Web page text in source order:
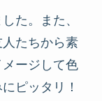
た。また、
たちから素
ージして色
ピッタリ！